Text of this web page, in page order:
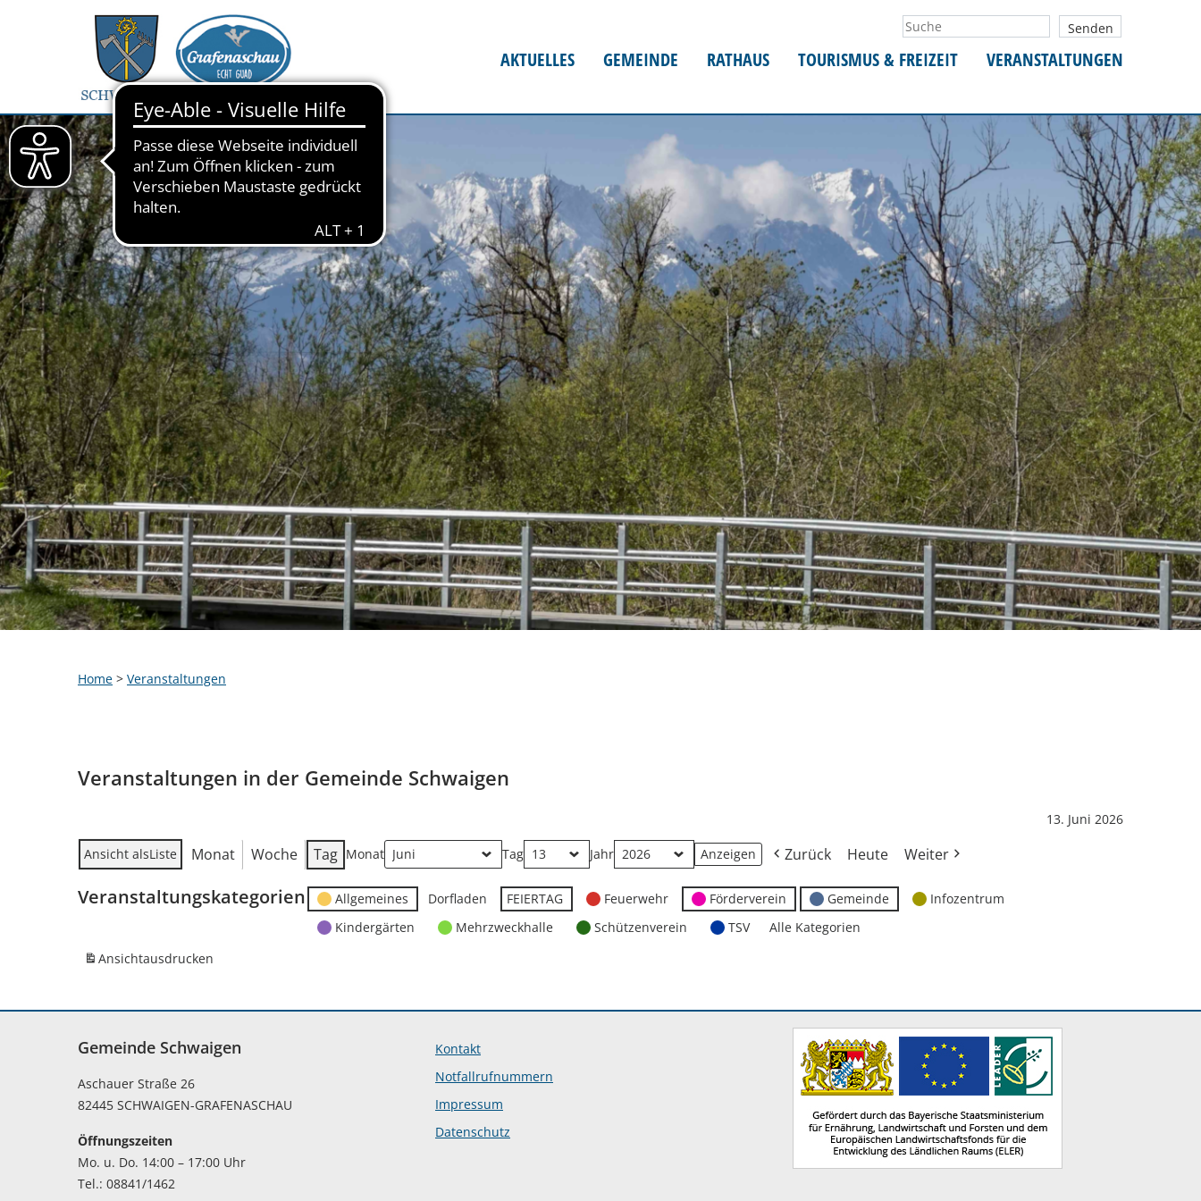
AKTUELLES GEMEINDE RATHAUS TOURISMUS & FREIZEIT VERANSTALTUNGEN
Home > Veranstaltungen
Veranstaltungen in der Gemeinde Schwaigen
13. Juni 2026
Ansicht alsListe Monat Woche Tag Monat Tag Jahr Zurück Heute Weiter
Veranstaltungskategorien Allgemeines Dorfladen FEIERTAG Feuerwehr Förderverein Gemeinde
Infozentrum
Kindergärten
Mehrzweckhalle Schützenverein TSV
Alle Kategorien
Ansichtausdrucken
Gemeinde Schwaigen
Aschauer Straße 26
82445 SCHWAIGEN-GRAFENASCHAU
Öffnungszeiten
Mo. u. Do. 14:00 – 17:00 Uhr
Tel.: 08841/1462
Kontakt
Notfallrufnummern
Impressum
Datenschutz